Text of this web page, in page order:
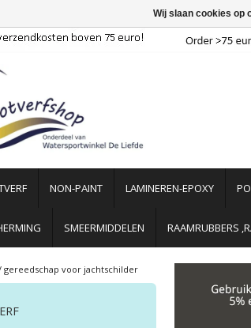
NON-PAINT LAMINEREN-EPOXY
SMEERMIDDELEN RAAMRUBBERS
gereedschap voor jachtschilder
Wij slaan cookies op